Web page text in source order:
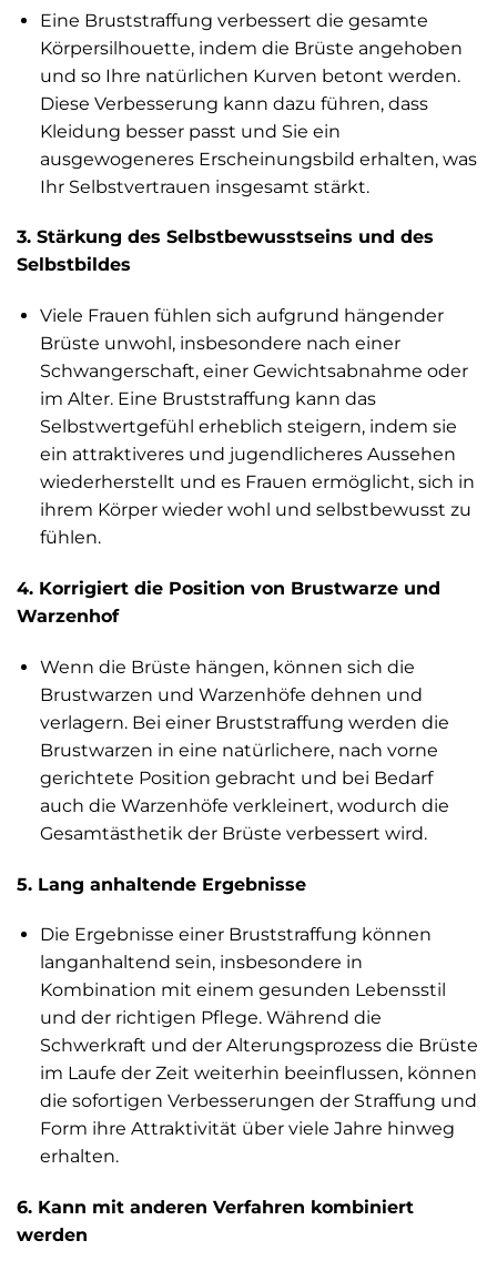
Eine Bruststraffung verbessert die gesamte
Körpersilhouette, indem die Brüste angehoben
und so Ihre natürlichen Kurven betont werden.
Diese Verbesserung kann dazu führen, dass
Kleidung besser passt und Sie ein
ausgewogeneres Erscheinungsbild erhalten, was
Ihr Selbstvertrauen insgesamt stärkt.
3. Stärkung des Selbstbewusstseins und des
Selbstbildes
Viele Frauen fühlen sich aufgrund hängender
Brüste unwohl, insbesondere nach einer
Schwangerschaft, einer Gewichtsabnahme oder
im Alter. Eine Bruststraffung kann das
Selbstwertgefühl erheblich steigern, indem sie
ein attraktiveres und jugendlicheres Aussehen
wiederherstellt und es Frauen ermöglicht, sich in
ihrem Körper wieder wohl und selbstbewusst zu
fühlen.
4. Korrigiert die Position von Brustwarze und
Warzenhof
Wenn die Brüste hängen, können sich die
Brustwarzen und Warzenhöfe dehnen und
verlagern. Bei einer Bruststraffung werden die
Brustwarzen in eine natürlichere, nach vorne
gerichtete Position gebracht und bei Bedarf
auch die Warzenhöfe verkleinert, wodurch die
Gesamtästhetik der Brüste verbessert wird.
5. Lang anhaltende Ergebnisse
Die Ergebnisse einer Bruststraffung können
langanhaltend sein, insbesondere in
Kombination mit einem gesunden Lebensstil
und der richtigen Pflege. Während die
Schwerkraft und der Alterungsprozess die Brüste
im Laufe der Zeit weiterhin beeinflussen, können
die sofortigen Verbesserungen der Straffung und
Form ihre Attraktivität über viele Jahre hinweg
erhalten.
6. Kann mit anderen Verfahren kombiniert
werden